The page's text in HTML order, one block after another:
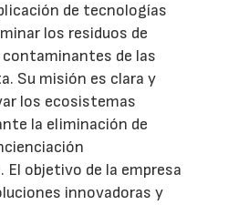
de tecnologías
los residuos de
de las
Su misión es clara y
los ecosistemas
la eliminación de
El objetivo de la empresa
innovadoras y